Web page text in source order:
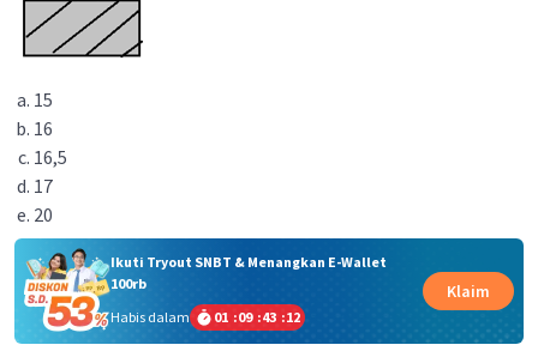
15
16
16,5
17
20
Ikuti Tryout SNBT & Menangkan E-Wallet
100rb
Habis dalam
01 :09 :43 :12
Klaim